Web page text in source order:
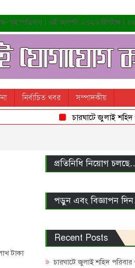
বৃহস্পতিবার | ৬ই আগস্ট, ২০২৬ খ্রিস্টাব্দ |
নির্বাচিত খবর সম্পাদকীয়
চারঘাটে জুলাই শহিদ
টাকা
প্রতিনিধি নিয়োগ
পড়ুন এবং বিজ্ঞাপন
Recent Posts
চারঘাটে জুলাই শহিদ